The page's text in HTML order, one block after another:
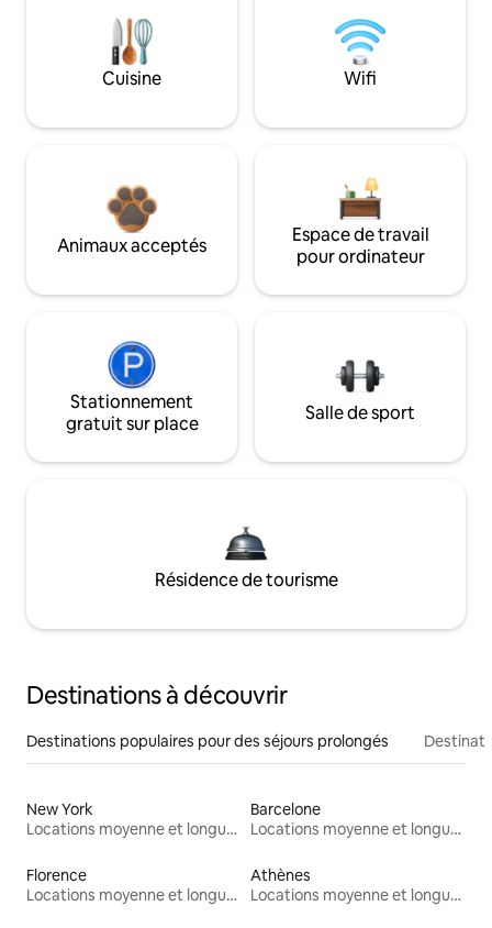
Cuisine Wifi
Animaux acceptés
Espace de travail
pour ordinateur
Stationnement
gratuit sur place
Salle de sport
Résidence de tourisme
Destinations à découvrir
Destinations populaires pour des séjours prolongés
New York
Locations moyenne et longue durée
Barcelone
Locations moyenne et longue durée
Florence
Locations moyenne et longue durée
Athènes
Locations moyenne et longue durée